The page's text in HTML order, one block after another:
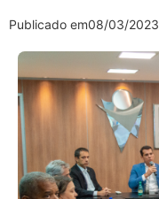
Publicado em08/03/2023